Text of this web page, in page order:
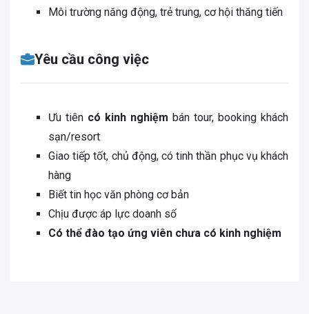
Môi trường năng động, trẻ trung, cơ hội thăng tiến
Yêu cầu công việc
Ưu tiên có kinh nghiệm bán tour, booking khách
sạn/resort
Giao tiếp tốt, chủ động, có tinh thần phục vụ khách
hàng
Biết tin học văn phòng cơ bản
Chịu được áp lực doanh số
Có thể đào tạo ứng viên chưa có kinh nghiệm